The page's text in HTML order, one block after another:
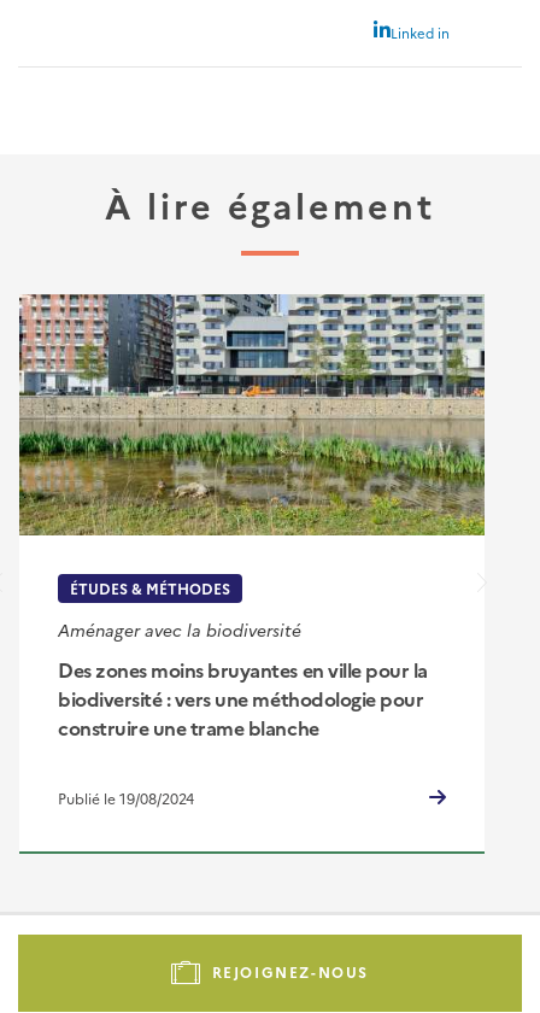
Linked in
À lire également
ÉTUDES & MÉTHODES
Aménager avec la biodiversité
Des zones moins bruyantes en ville pour la
biodiversité : vers une méthodologie pour
construire une trame blanche
Publié le 19/08/2024
Pied
REJOIGNEZ-NOUS